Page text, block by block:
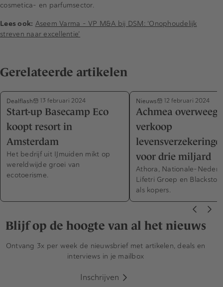
cosmetica- en parfumsector.
Lees ook: Aseem Varma – VP M&A bij DSM: ‘Onophoudelijk
streven naar excellentie’
Gerelateerde artikelen
Dealflash 13 februari 2024
Start-up Basecamp Eco
koopt resort in
Amsterdam
Het bedrijf uit IJmuiden mikt op
wereldwijde groei van
ecotoerisme.
Nieuws 12 februari 2024
Achmea overweegt
verkoop
voor drie miljard
Athora, Nationale-
Lifetri Groep en
als kopers.
Blijf op de hoogte van al het nieuws
Ontvang 3x per week de nieuwsbrief met artikelen, deals en
interviews in je mailbox
Inschrijven